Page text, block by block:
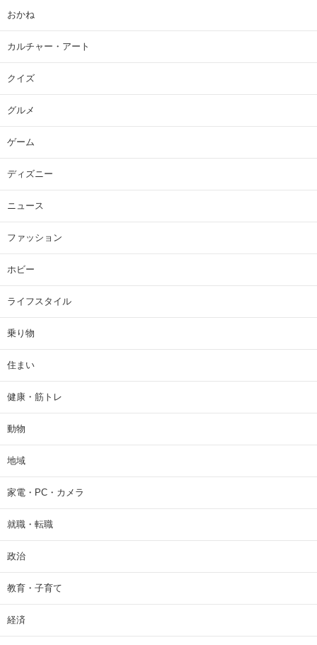
おかね
カルチャー・アート
クイズ
グルメ
ゲーム
ディズニー
ニュース
ファッション
ホビー
ライフスタイル
乗り物
住まい
健康・筋トレ
動物
地域
家電・PC・カメラ
就職・転職
政治
教育・子育て
経済